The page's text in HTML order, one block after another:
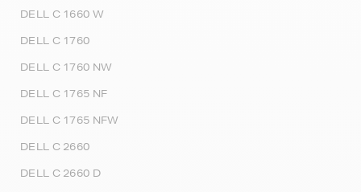
DELL C 1660 W
DELL C 1760
DELL C 1760 NW
DELL C 1765 NF
DELL C 1765 NFW
DELL C 2660
DELL C 2660 D